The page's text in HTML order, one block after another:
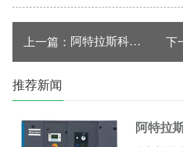
上一篇： 阿特拉斯科普
柯空压机配件
下
推荐新闻
阿特拉